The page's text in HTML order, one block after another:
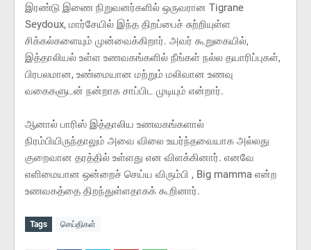
இரண்டு இணை நிறுவனர்களில் ஒருவரான Tigrane
Seydoux, மார்சேயில் இந்த திறப்பைச் சுற்றியுள்ள
சிக்கல்களையும் முன்வைக்கிறார். அவர் கூறுகையில்,
இத்தாலியல் உள்ள உணவகங்களில் நீங்கள் நல்ல தயாரிப்புகள்,
பிரபலமான, உண்மையான மற்றும் மலிவான உணவு
வகைகளுடன் நன்றாக சாப்பிட முடியும் என்றார்.
ஆனால் பாரிஸ் இத்தாலிய உணவகங்களால்
நிரம்பியிருந்தாலும் அவை விலை உயர்ந்தவையாக அல்லது
குறைவான தரத்தில் உள்ளது என விளக்கினார். எனவே
எளிமையான ஒன்றைச் செய்ய விரும்பி , Big mamma என்ற
உணவகத்தை திறந்துள்ளதாகக் கூறினார்.
Tags செய்திகள்